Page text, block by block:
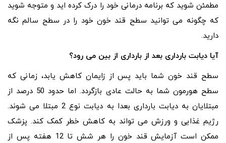
مطمئن شوید که برنامه درمانی خود را درک کرده اید و متوجه شوید
که چگونه می توانید سطح قند خون خود را در سطح سالم نگه
دارید.
آیا دیابت بارداری بعد از بارداری از بین می رود؟
سطح قند خون شما باید پس از زایمان کاهش یابد، زمانی که
سطح هورمون شما به حالت عادی بازگردد. اما حدود 50 درصد از
مبتلایان به دیابت بارداری بعدا به دیابت نوع 2 مبتلا می شوند.
رژیم غذایی و ورزش می تواند به کاهش خطر کمک کند. پزشک
ممکن است آزمایش قند خون را هر شش تا 12 هفته پس از